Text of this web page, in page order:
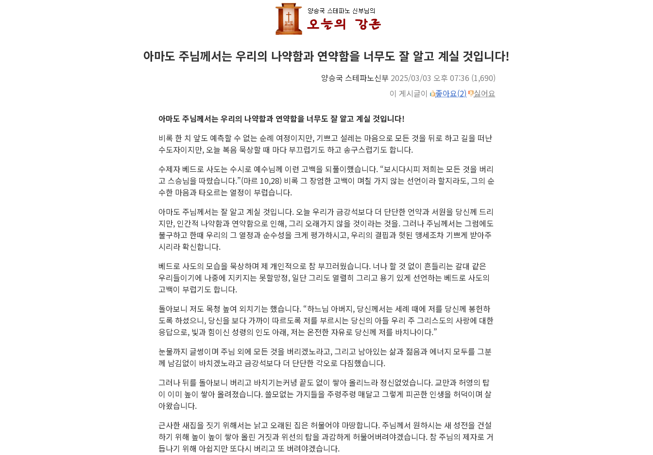
아마도 주님께서는 우리의 나약함과 연약함을 너무도 잘 알고 계실 것입니다!
양승국 스테파노신부 2025/03/03 오후 07:36 (1,690)
이 게시글이
좋아요(2) 싫어요
아마도 주님께서는 우리의 나약함과 연약함을 너무도 잘 알고 계실 것입니다!
비록 한 치 앞도 예측할 수 없는 순례 여정이지만, 기쁘고 설레는 마음으로 모든 것을 뒤로 하고 길을 떠난
수도자이지만, 오늘 복음 묵상할 때 마다 부끄럽기도 하고 송구스럽기도 합니다.
수제자 베드로 사도는 수시로 예수님께 이런 고백을 되풀이했습니다. “보시다시피 저희는 모든 것을 버리
고 스승님을 따랐습니다.”(마르 10,28) 비록 그 장엄한 고백이 며칠 가지 않는 선언이라 할지라도, 그의 순
수한 마음과 타오르는 열정이 부럽습니다.
아마도 주님께서는 잘 알고 계실 것입니다. 오늘 우리가 금강석보다 더 단단한 언약과 서원을 당신께 드리
지만, 인간적 나약함과 연약함으로 인해, 그리 오래가지 않을 것이라는 것을. 그러나 주님께서는 그럼에도
불구하고 한때 우리의 그 열정과 순수성을 크게 평가하시고, 우리의 결핍과 헛된 맹세조차 기쁘게 받아주
시리라 확신합니다.
베드로 사도의 모습을 묵상하며 제 개인적으로 참 부끄러웠습니다. 너나 할 것 없이 흔들리는 갈대 같은
우리들이기에 나중에 지키지는 못할망정, 일단 그리도 열렬히 그리고 용기 있게 선언하는 베드로 사도의
고백이 부럽기도 합니다.
돌아보니 저도 목청 높여 외치기는 했습니다. “하느님 아버지, 당신께서는 세례 때에 저를 당신께 봉헌하
도록 하셨으니, 당신을 보다 가까이 따르도록 저를 부르시는 당신의 아들 우리 주 그리스도의 사랑에 대한
응답으로, 빛과 힘이신 성령의 인도 아래, 저는 온전한 자유로 당신께 저를 바치나이다.”
눈물까지 글썽이며 주님 외에 모든 것을 버리겠노라고, 그리고 남아있는 삶과 젊음과 에너지 모두를 그분
께 남김없이 바치겠노라고 금강석보다 더 단단한 각오로 다짐했습니다.
그러나 뒤를 돌아보니 버리고 바치기는커녕 끝도 없이 쌓아 올리느라 정신없었습니다. 교만과 허영의 탑
이 이미 높이 쌓아 올려졌습니다. 쓸모없는 가지들을 주렁주렁 매달고 그렇게 피곤한 인생을 허덕이며 살
아왔습니다.
근사한 새집을 짓기 위해서는 낡고 오래된 집은 허물어야 마땅합니다. 주님께서 원하시는 새 성전을 건설
하기 위해 높이 높이 쌓아 올린 거짓과 위선의 탑을 과감하게 허물어버려야겠습니다. 참 주님의 제자로 거
듭나기 위해 아쉽지만 또다시 버리고 또 버려야겠습니다.